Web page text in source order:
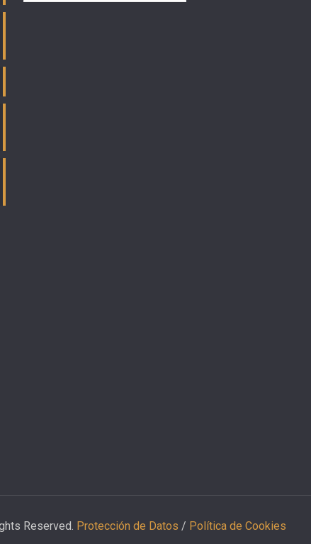
Reserved. Protección de Datos / Política de Cookies